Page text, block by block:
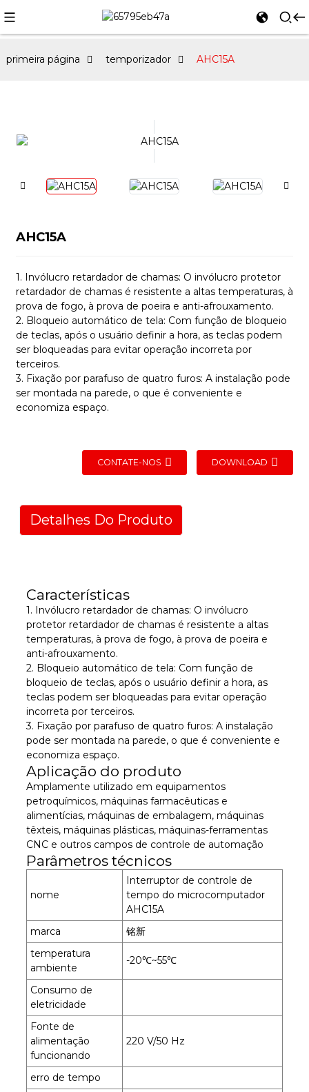
primeira página temporizador AHC15A
AHC15A
1. Invólucro retardador de chamas: O invólucro protetor
retardador de chamas é resistente a altas temperaturas, à
prova de fogo, à prova de poeira e anti-afrouxamento.
2. Bloqueio automático de tela: Com função de bloqueio
de teclas, após o usuário definir a hora, as teclas podem
ser bloqueadas para evitar operação incorreta por
terceiros.
3. Fixação por parafuso de quatro furos: A instalação pode
ser montada na parede, o que é conveniente e
economiza espaço.
CONTATE-NOS DOWNLOAD
Detalhes Do Produto
Características
1. Invólucro retardador de chamas: O invólucro
protetor retardador de chamas é resistente a altas
temperaturas, à prova de fogo, à prova de poeira e
anti-afrouxamento.
2. Bloqueio automático de tela: Com função de
bloqueio de teclas, após o usuário definir a hora, as
teclas podem ser bloqueadas para evitar operação
incorreta por terceiros.
3. Fixação por parafuso de quatro furos: A instalação
pode ser montada na parede, o que é conveniente e
economiza espaço.
Aplicação do produto
Amplamente utilizado em equipamentos
petroquímicos, máquinas farmacêuticas e
alimentícias, máquinas de embalagem, máquinas
têxteis, máquinas plásticas, máquinas-ferramentas
CNC e outros campos de controle de automação
Parâmetros técnicos
nome
Interruptor de controle de
tempo do microcomputador
AHC15A
marca
铭新
temperatura
ambiente
-20℃~55℃
Consumo de
eletricidade
Fonte de
alimentação
funcionando
220 V/50 Hz
erro de tempo